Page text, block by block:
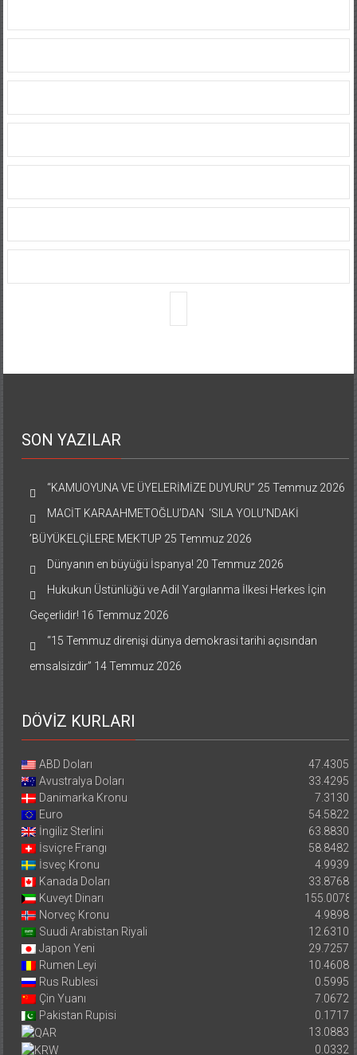
SON YAZILAR
“KAMUOYUNA VE ÜYELERİMİZE DUYURU” 25 Temmuz 2026
MACİT KARAAHMETOĞLU’DAN ‘SILA YOLU’NDAKİ
’BÜYÜKELÇİLERE MEKTUP 25 Temmuz 2026
Dünyanın en büyüğü İspanya! 20 Temmuz 2026
Hukukun Üstünlüğü ve Adil Yargılanma İlkesi Herkes İçin
Geçerlidir! 16 Temmuz 2026
“15 Temmuz direnişi dünya demokrasi tarihi açısından
emsalsizdir” 14 Temmuz 2026
DÖVİZ KURLARI
ABD Doları
47.4305
Avustralya Doları
33.4295
Danimarka Kronu
7.3130
Euro
54.5822
İngiliz Sterlini
63.8830
İsviçre Frangı
58.8482
İsveç Kronu
4.9939
Kanada Doları
33.8768
Kuveyt Dinarı
155.0078
Norveç Kronu
4.9898
Suudi Arabistan Riyali
12.6310
Japon Yeni
29.7257
Rumen Leyi
10.4608
Rus Rublesi
0.5995
Çin Yuanı
7.0672
Pakistan Rupisi
0.1717
13.0883
0.0332